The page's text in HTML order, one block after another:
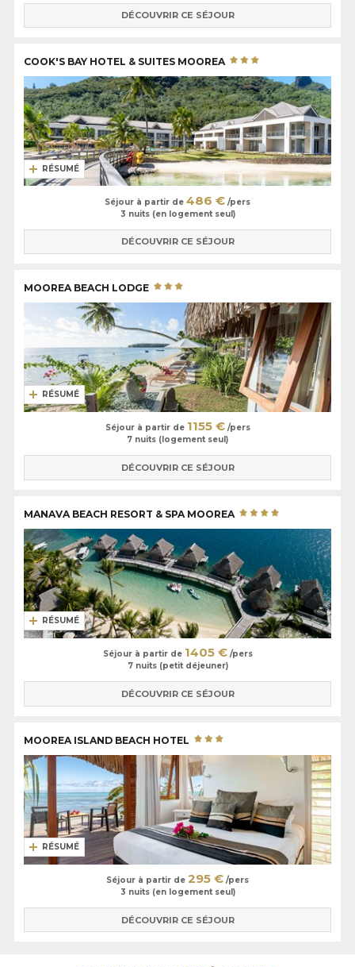
DÉCOUVRIR CE SÉJOUR
COOK'S BAY HOTEL & SUITES MOOREA
RÉSUMÉ
Séjour à partir de 486 € /pers
3 nuits (en logement seul)
DÉCOUVRIR CE SÉJOUR
MOOREA BEACH LODGE
RÉSUMÉ
Séjour à partir de 1155 €/pers
7 nuits (logement seul)
DÉCOUVRIR CE SÉJOUR
MANAVA BEACH RESORT & SPA MOOREA
RÉSUMÉ
Séjour à partir de 1405 €/pers
7 nuits (petit déjeuner)
DÉCOUVRIR CE SÉJOUR
MOOREA ISLAND BEACH HOTEL
RÉSUMÉ
Séjour à partir de 295 € /pers
3 nuits (en logement seul)
DÉCOUVRIR CE SÉJOUR